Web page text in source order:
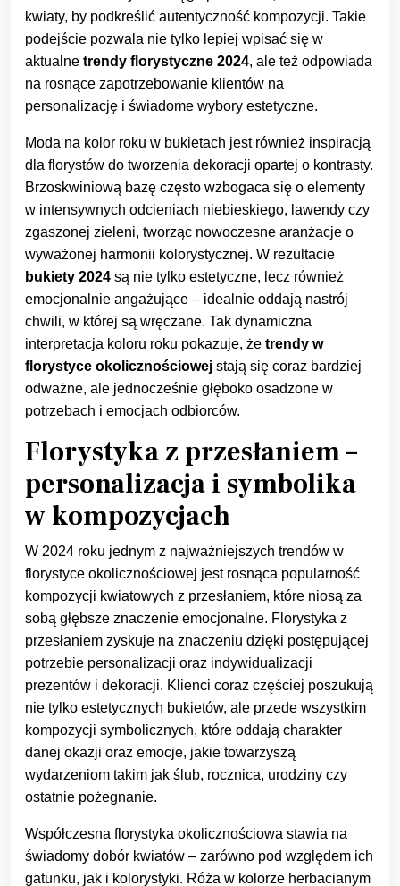
kwiaty, by podkreślić autentyczność kompozycji. Takie
podejście pozwala nie tylko lepiej wpisać się w
aktualne trendy florystyczne 2024, ale też odpowiada
na rosnące zapotrzebowanie klientów na
personalizację i świadome wybory estetyczne.
Moda na kolor roku w bukietach jest również inspiracją
dla florystów do tworzenia dekoracji opartej o kontrasty.
Brzoskwiniową bazę często wzbogaca się o elementy
w intensywnych odcieniach niebieskiego, lawendy czy
zgaszonej zieleni, tworząc nowoczesne aranżacje o
wyważonej harmonii kolorystycznej. W rezultacie
bukiety 2024 są nie tylko estetyczne, lecz również
emocjonalnie angażujące – idealnie oddają nastrój
chwili, w której są wręczane. Tak dynamiczna
interpretacja koloru roku pokazuje, że trendy w
florystyce okolicznościowej stają się coraz bardziej
odważne, ale jednocześnie głęboko osadzone w
potrzebach i emocjach odbiorców.
Florystyka z przesłaniem –
personalizacja i symbolika
w kompozycjach
W 2024 roku jednym z najważniejszych trendów w
florystyce okolicznościowej jest rosnąca popularność
kompozycji kwiatowych z przesłaniem, które niosą za
sobą głębsze znaczenie emocjonalne. Florystyka z
przesłaniem zyskuje na znaczeniu dzięki postępującej
potrzebie personalizacji oraz indywidualizacji
prezentów i dekoracji. Klienci coraz częściej poszukują
nie tylko estetycznych bukietów, ale przede wszystkim
kompozycji symbolicznych, które oddają charakter
danej okazji oraz emocje, jakie towarzyszą
wydarzeniom takim jak ślub, rocznica, urodziny czy
ostatnie pożegnanie.
Współczesna florystyka okolicznościowa stawia na
świadomy dobór kwiatów – zarówno pod względem ich
gatunku, jak i kolorystyki. Róża w kolorze herbacianym